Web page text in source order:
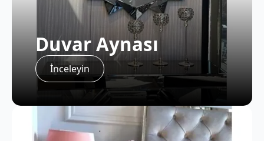
Duvar Aynası
İnceleyin